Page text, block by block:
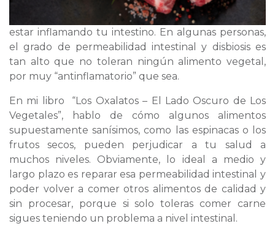
estar inflamando tu intestino. En algunas personas,
el grado de permeabilidad intestinal y disbiosis es
tan alto que no toleran ningún alimento vegetal,
por muy “antinflamatorio” que sea.
En mi libro “Los Oxalatos – El Lado Oscuro de Los
Vegetales”, hablo de cómo algunos alimentos
supuestamente sanísimos, como las espinacas o los
frutos secos, pueden perjudicar a tu salud a
muchos niveles. Obviamente, lo ideal a medio y
largo plazo es reparar esa permeabilidad intestinal y
poder volver a comer otros alimentos de calidad y
sin procesar, porque si solo toleras comer carne
sigues teniendo un problema a nivel intestinal.